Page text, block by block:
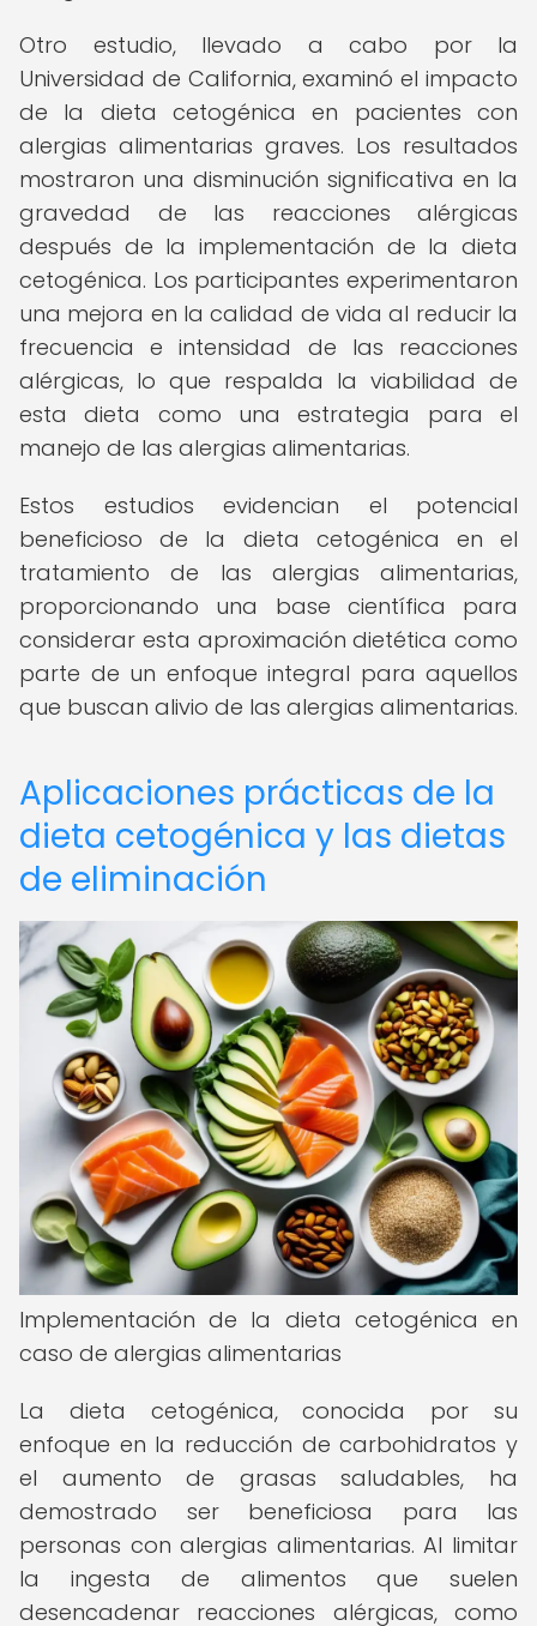
Otro estudio, llevado a cabo por la
Universidad de California, examinó el impacto
de la dieta cetogénica en pacientes con
alergias alimentarias graves. Los resultados
mostraron una disminución significativa en la
gravedad de las reacciones alérgicas
después de la implementación de la dieta
cetogénica. Los participantes experimentaron
una mejora en la calidad de vida al reducir la
frecuencia e intensidad de las reacciones
alérgicas, lo que respalda la viabilidad de
esta dieta como una estrategia para el
manejo de las alergias alimentarias.
Estos estudios evidencian el potencial
beneficioso de la dieta cetogénica en el
tratamiento de las alergias alimentarias,
proporcionando una base científica para
considerar esta aproximación dietética como
parte de un enfoque integral para aquellos
que buscan alivio de las alergias alimentarias.
Aplicaciones prácticas de la
dieta cetogénica y las dietas
de eliminación
Implementación de la dieta cetogénica en
caso de alergias alimentarias
La dieta cetogénica, conocida por su
enfoque en la reducción de carbohidratos y
el aumento de grasas saludables, ha
demostrado ser beneficiosa para las
personas con alergias alimentarias. Al limitar
la ingesta de alimentos que suelen
desencadenar reacciones alérgicas, como